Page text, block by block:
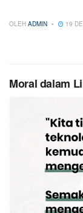
OLEH ADMIN 19
Moral dalam